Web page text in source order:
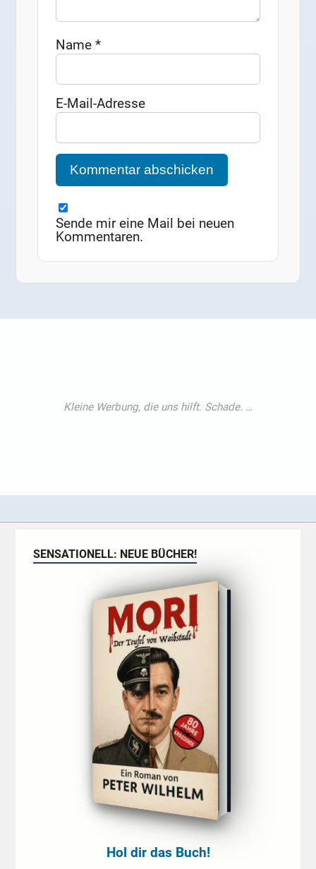
Name*
E-Mail-Adresse
Sende mir eine Mail bei neuen
Kommentaren.
SENSATIONELL: NEUE BÜCHER!
Hol dir das Buch!